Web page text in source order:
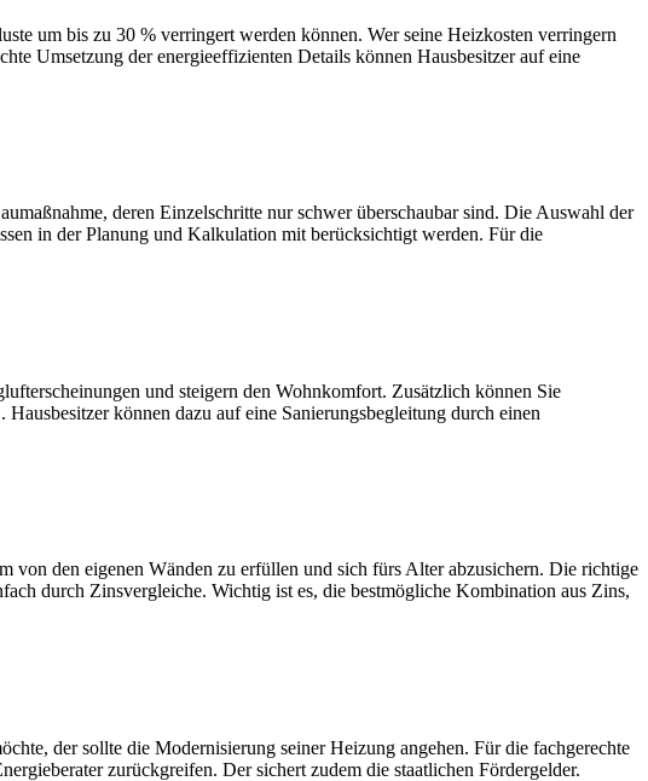
um bis zu 30 % verringert werden können. Wer seine Heizkosten verringern
Umsetzung der energieeffizienten Details können Hausbesitzer auf eine
deren Einzelschritte nur schwer überschaubar sind. Die Auswahl der
in der Planung und Kalkulation mit berücksichtigt werden. Für die
und steigern den Wohnkomfort. Zusätzlich können Sie
können dazu auf eine Sanierungsbegleitung durch einen
den eigenen Wänden zu erfüllen und sich fürs Alter abzusichern. Die richtige
durch Zinsvergleiche. Wichtig ist es, die bestmögliche Kombination aus Zins,
der sollte die Modernisierung seiner Heizung angehen. Für die fachgerechte
zurückgreifen. Der sichert zudem die staatlichen Fördergelder.